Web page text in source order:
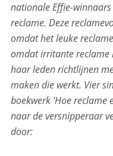
nationale Effie-
reclame. Deze
omdat het leuke
omdat irritante reclame
haar leden richtlijnen
maken die werkt. Vier
boekwerk 'Hoe reclame
naar de versnipperaar
door: